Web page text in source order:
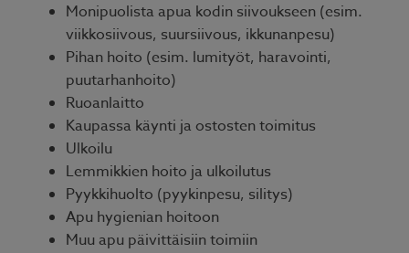
Monipuolista apua kodin siivoukseen (esim.
viikkosiivous, suursiivous, ikkunanpesu)
Pihan hoito (esim. lumityöt, haravointi,
puutarhanhoito)
Ruoanlaitto
Kaupassa käynti ja ostosten toimitus
Ulkoilu
Lemmikkien hoito ja ulkoilutus
Pyykkihuolto (pyykinpesu, silitys)
Apu hygienian hoitoon
Muu apu päivittäisiin toimiin